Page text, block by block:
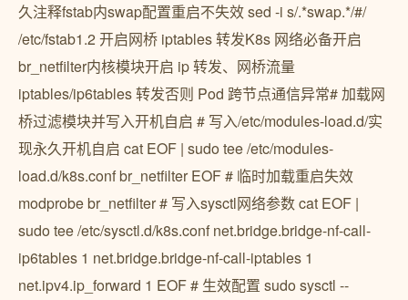
久注释fstab内swap配置重启不失效 sed -i s/.*swap.*/#/
/etc/fstab1.2 开启网桥 iptables 转发K8s 网络必备开启
br_netfilter内核模块开启 ip 转发、网桥流量
iptables/ip6tables 转发否则 Pod 跨节点通信异常# 加载网
桥过滤模块并写入开机自启 # 写入/etc/modules-load.d/实
现永久开机自启 cat EOF | sudo tee /etc/modules-
load.d/k8s.conf br_netfilter EOF # 临时加载重启失效
modprobe br_netfilter # 写入sysctl网络参数 cat EOF |
sudo tee /etc/sysctl.d/k8s.conf net.bridge.bridge-nf-call-
ip6tables 1 net.bridge.bridge-nf-call-iptables 1
net.ipv4.ip_forward 1 EOF # 生效配置 sudo sysctl --